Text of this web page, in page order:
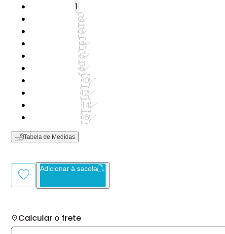
1
2
3
4
6
8
10
12
14
16
Tabela de Medidas
Adicionar à sacola
Calcular o frete